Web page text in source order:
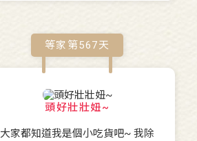
等家第567天
頭好壯壯妞~
大家都知道我是個小吃貨吧~ 我除